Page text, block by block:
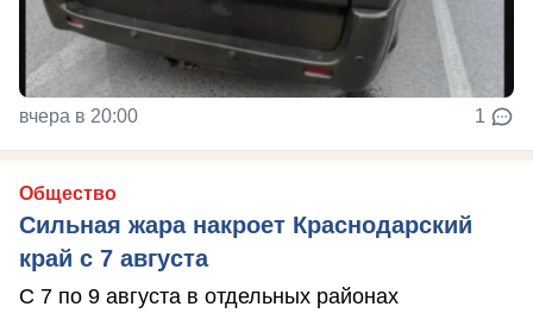
вчера в 20:00 1
Общество
Сильная жара накроет Краснодарский
край с 7 августа
С 7 по 9 августа в отдельных районах